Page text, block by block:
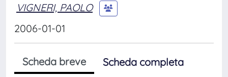
VIGNERI, PAOLO
2006-01-01
Scheda breve
Scheda completa